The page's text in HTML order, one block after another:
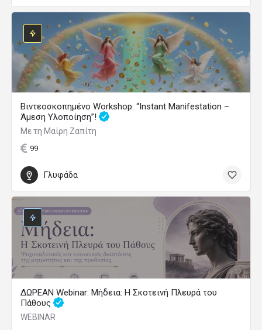
Βιντεοσκοπημένο Workshop: “Instant Manifestation –
Άμεση Υλοποίηση”!
Με τη Μαίρη Ζαπίτη
99
Γλυφάδα
ΔΩΡΕΑΝ Webinar: Μήδεια: Η Σκοτεινή Πλευρά του
Πάθους
WEBINAR